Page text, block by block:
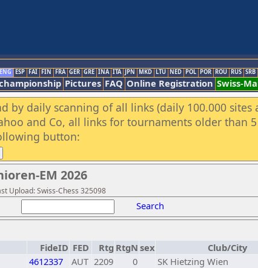
ENG ESP FAI FIN FRA GER GRE INA ITA JPN MKD LTU NED POL POR ROU RUS SRB
Pictures FAQ Online Registration Swiss-
by daily scanning of all links (daily 100.000 sites
and Co, all links for tournaments older than
button:
EM 2026
Upload: Swiss-Chess 325098
Search
FideID FED Rtg RtgN sex
Club/City
4612337 AUT 2209 0
SK Hietzing Wien